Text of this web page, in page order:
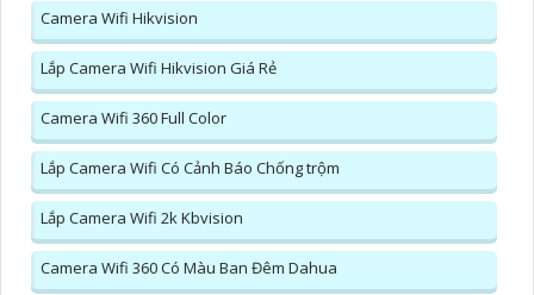
Camera Wifi Hikvision
Lắp Camera Wifi Hikvision Giá Rẻ
Camera Wifi 360 Full Color
Lắp Camera Wifi Có Cảnh Báo Chống trộm
Lắp Camera Wifi 2k Kbvision
Camera Wifi 360 Có Màu Ban Đêm Dahua